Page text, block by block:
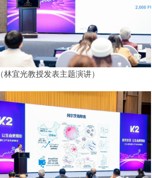
（林宜光教授发表主题演讲）